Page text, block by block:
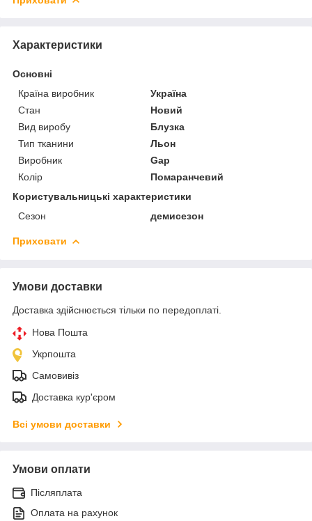
Характеристики
Основні
Країна виробник
Україна
Стан
Новий
Вид виробу
Блузка
Тип тканини
Льон
Виробник
Gap
Колір
Помаранчевий
Користувальницькі характеристики
Сезон
демисезон
Приховати
Умови доставки
Доставка здійснюється тільки по передоплаті.
Нова Пошта
Укрпошта
Самовивіз
Доставка кур'єром
Всі умови доставки
Умови оплати
Післяплата
Оплата на рахунок